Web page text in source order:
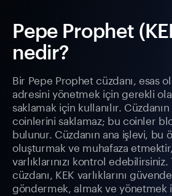
Pepe Prophet
nedir?
Bir Pepe Prophet cüzdanı, esas
adresini yönetmek için gerekli
saklamak için kullanılır.
coinlerini saklamaz; bu coinler
bulunur. Cüzdanın ana işlevi, bu
oluşturmak ve muhafaza
varlıklarınızı kontrol
cüzdanı, KEK varlıklarını
göndermek, almak ve yönetmek